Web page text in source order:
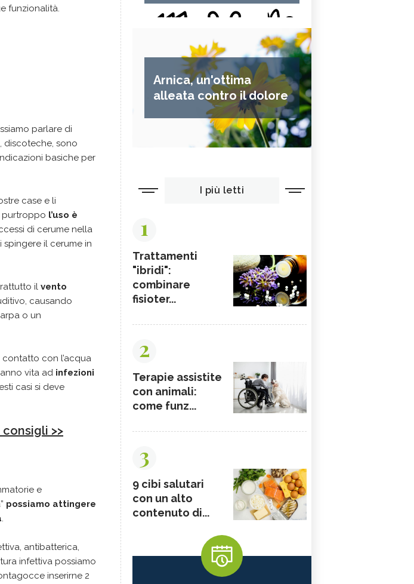
funzionalità.
parlare di
discoteche, sono
basiche per
case e li
purtroppo l’uso è
di cerume nella
il cerume in
il vento
causando
o un
con l’acqua
vita ad infezioni
casi si deve
>>
e
possiamo attingere
.
antibatterica,
infettiva possiamo
inserirne 2
Arnica, un'ottima
alleata contro il dolore
I più letti
1
Trattamenti
"ibridi":
combinare
fisioter...
2
Terapie assistite
con animali:
come funz...
3
9 cibi salutari
con un alto
contenuto di...